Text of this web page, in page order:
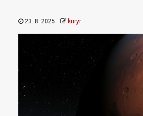
23. 8. 2025 kuryr